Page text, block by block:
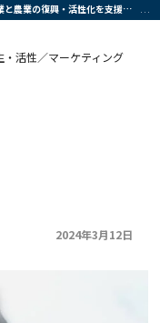
ものづくり補助金受付中！ | 地方創生、伝統産業、中小企業と農業の復興・活性化を支援する会社です
・活性／マーケティング
2024年3月12日